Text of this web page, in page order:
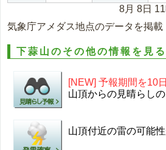
8月 8日
気象庁アメダス地点のデータを掲載
下蒜山のその他の情報を見
[NEW] 予報期間を10
山頂からの見晴らし
山頂付近の雷の可能